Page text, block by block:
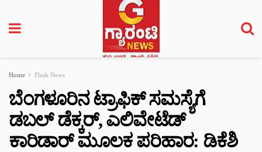
Home Flash News
ಬೆಂಗಳೂರಿನ ಟ್ರಾಫಿಕ್‌‌ ಸಮಸ್ಯೆಗೆ
ಡಬಲ್ ಡೆಕ್ಕರ್, ಎಲಿವೇಟೆಡ್
ಕಾರಿಡಾರ್ ಮೂಲಕ ಪರಿಹಾರ: ಡಿಕೆಶಿ